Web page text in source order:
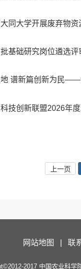
同大学开展废弃物
基础研究岗位遴选评
谱新篇创新为民——
技创新联盟2026年
上一页
网站地图 | 联
2017 中国农业科学